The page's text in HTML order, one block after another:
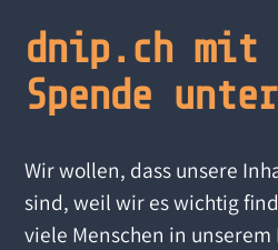
dnip.ch mit
Spende
Wir wollen, dass unsere
sind, weil wir es wichtig
viele Menschen in